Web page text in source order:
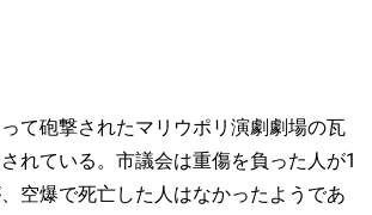
て砲撃されたマリウポリ演劇劇場の瓦
れている。市議会は重傷を負った人が1
空爆で死亡した人はなかったようであ